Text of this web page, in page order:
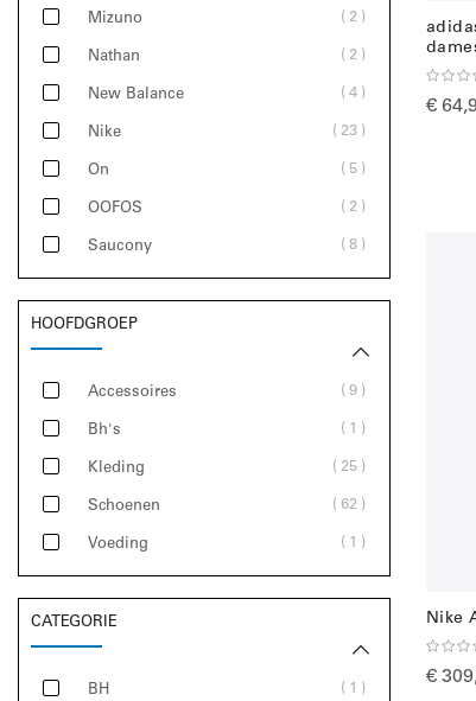
€
Nike
€
Mizuno 2
Nathan 2
New Balance 4
Nike 23
On 5
OOFOS 2
Saucony 8
HOOFDGROEP
Accessoires 9
Bh's 1
Kleding 25
Schoenen 62
Voeding 1
CATEGORIE
BH 1